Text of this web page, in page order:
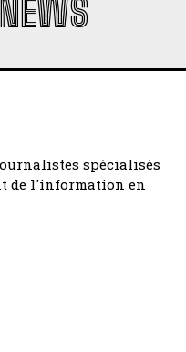
spécialisés
de l'information en